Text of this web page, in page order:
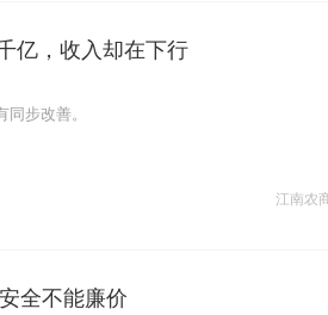
亿，收入却在下行
步改善。
江南农
全不能廉价